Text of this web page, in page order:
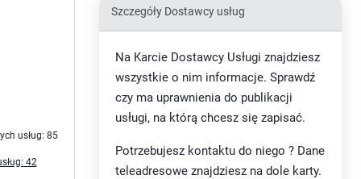
usług: 85
42
Szczegóły Dostawcy usług
Na Karcie Dostawcy Usługi znajdziesz
wszystkie o nim informacje. Sprawdź
czy ma uprawnienia do publikacji
usługi, na którą chcesz się zapisać.
Potrzebujesz kontaktu do niego ? Dane
teleadresowe znajdziesz na dole karty.